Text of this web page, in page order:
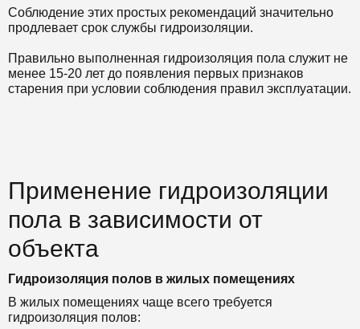
Соблюдение этих простых рекомендаций значительно
продлевает срок службы гидроизоляции.
Правильно выполненная гидроизоляция пола служит не
менее 15-20 лет до появления первых признаков
старения при условии соблюдения правил эксплуатации.
Применение гидроизоляции
пола в зависимости от
объекта
Гидроизоляция полов в жилых помещениях
В жилых помещениях чаще всего требуется
гидроизоляция полов: